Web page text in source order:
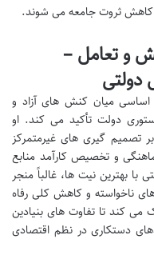
کاهش ثروت جامعه می شوند.
و تعامل –
دولتی
اساسی میان کنش های آزاد و
دولت تأکید می کند. او
بر تصمیم گیری های غیرمتمرکز
و تخصیص کارآمد منابع
با بهترین نیت ها، غالباً منجر
ناخواسته و کاهش کلی رفاه
کند تا تفاوت های بنیادین
دستکاری در نظم اقتصادی